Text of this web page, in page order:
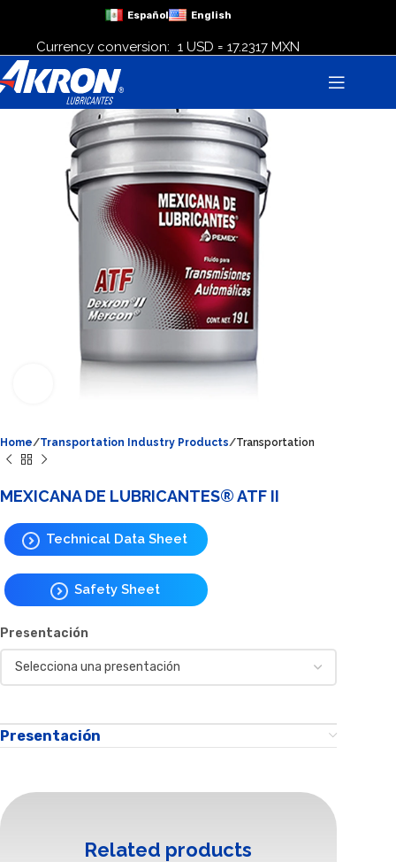
Currency conversion: 1 USD = 17.2317 MXN
Español English
Home Transportation Industry Products Transportation
MEXICANA DE LUBRICANTES® ATF II
Technical Data Sheet
Safety Sheet
Presentación
Presentación
Related products